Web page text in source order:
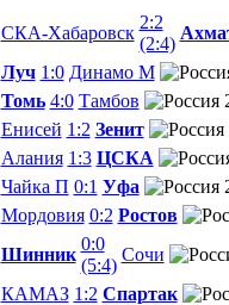
СКА-Хабаровск
2:2
(2:4)
Луч 1:0 Динамо М
Томь 4:0 Тамбов
Енисей 1:2 Зенит
Алания 1:3 ЦСКА
Чайка П 0:1 Уфа
Мордовия 0:2 Ростов
Шинник
0:0
(5:4)
Сочи
КАМАЗ 1:2 Спартак